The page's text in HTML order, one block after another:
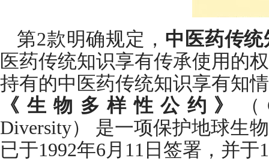
第2款明确规定， 中医药传
医药传统知识享有传承使用的
持有的中医药传统知识享有知
《生物多样性公约》
Diversity） 是一项保护地球生
已于1992年6月11日签署，并于